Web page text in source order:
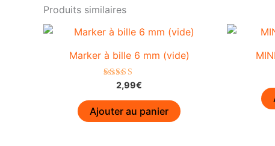
Produits similaires
Marker à bille 6 mm (vide)
Note
5.00
sur 5
2,99€
Ajouter au panier